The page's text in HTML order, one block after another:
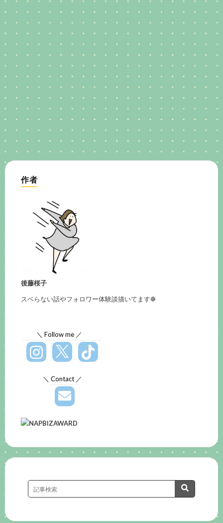
作者
後藤桜子
スベらない話やフォロワー体験談描いてます❁
＼ Follow me ／
＼ Contact ／